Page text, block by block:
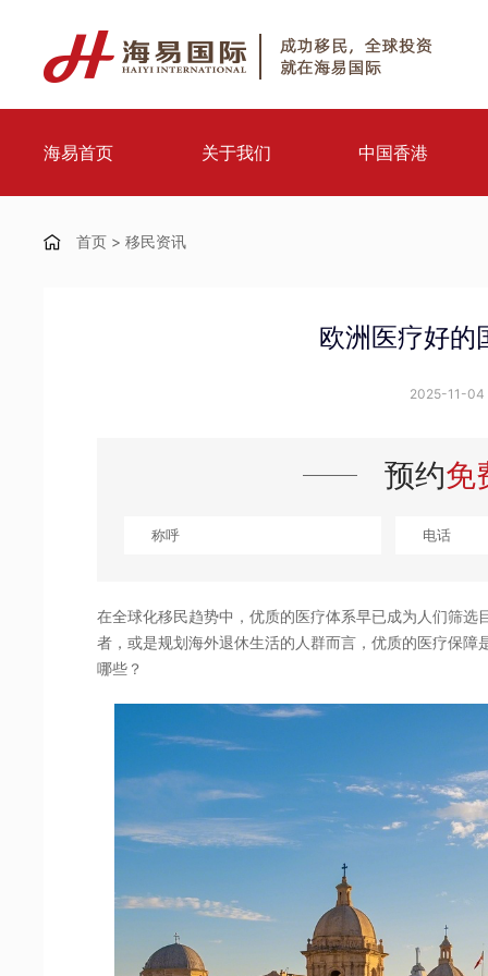
海易首页 关于我们 中国香港
首页 > 移民资讯
欧洲医疗好的
2025-11-04
预约免
在全球化移民趋势中，优质的医疗体系早已成为人们筛
者，或是规划海外退休生活的人群而言，优质的医疗保障
哪些？